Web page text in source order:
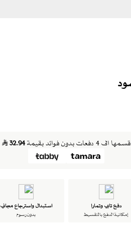
قسمها الى 4 دفعات بدون فوائد بقيمة 32.94
دفع تابي وتمارا
إمكانية الدفع بالتقسيط
استبدال واسترجاع مجاني
بدون رسوم